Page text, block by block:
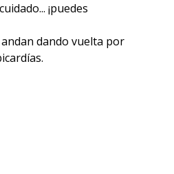
¡puedes
dando vuelta por